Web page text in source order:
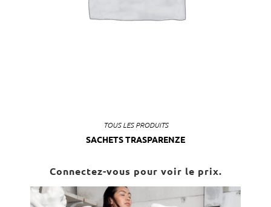
TOUS LES PRODUITS
SACHETS TRASPARENZE
Connectez-vous pour voir le prix.